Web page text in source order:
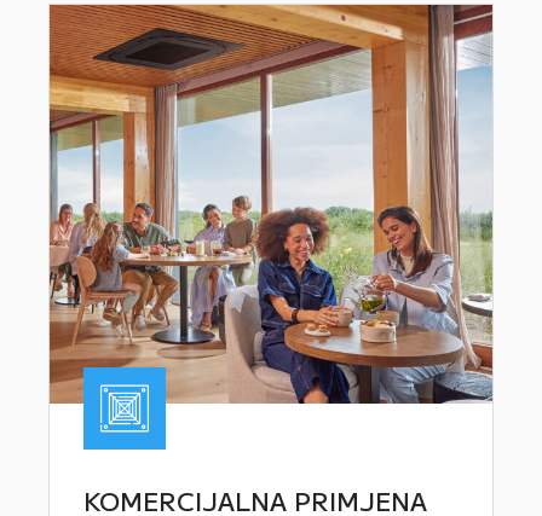
KOMERCIJALNA PRIMJENA